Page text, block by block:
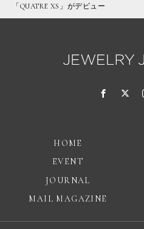
「QUATRE XS」がデビュー
HOME
EVENT
JOURNAL
MAIL MAGAZINE